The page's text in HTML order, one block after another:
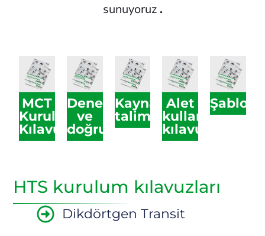
sunuyoruz .
MCT
Kurulum
Kılavuzları
Denetim
ve
doğrulama
Kaynak
talimatları
Alet
kullanım
kılavuzları
HTS kurulum kılavuzları
Dikdörtgen Transit